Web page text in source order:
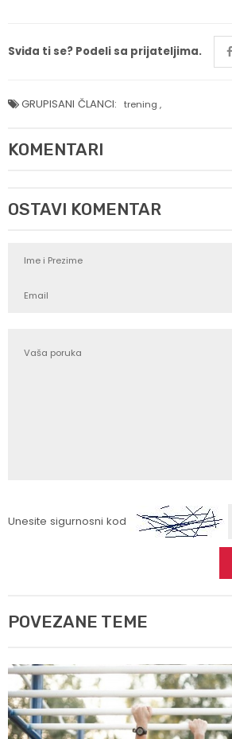
Sviđa ti se? Podeli sa prijateljima.
GRUPISANI ČLANCI: trening ,
KOMENTARI
OSTAVI KOMENTAR
Unesite sigurnosni kod
POVEZANE TEME